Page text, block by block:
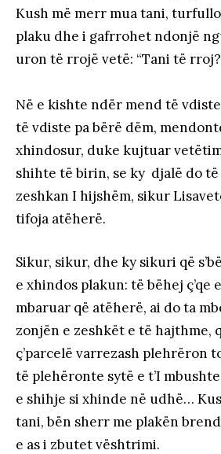
Kush më merr mua tani,
plaku dhe i gafrrohet ndonjë
uron të rrojë vetë: “Tani të
Në e kishte ndër mend të
të vdiste pa bërë dëm,
xhindosur, duke kujtuar
shihte të birin, se ky djalë do
zeshkan I hijshëm, sikur
tifoja atëherë.
Sikur, sikur, dhe ky sikuri që
e xhindos plakun: të bëhej ç’qe
mbaruar që atëherë, ai do ta
zonjën e zeshkët e të hajthme,
ç’parcelë varrezash plehrëron
të plehëronte sytë e t’I
e shihje si xhinde në udhë…
tani, bën sherr me plakën
e as i zbutet vështrimi.